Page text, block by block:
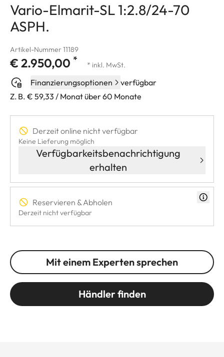
Vario-Elmarit-SL 1:2.8/24-70
ASPH.
Artikel-Nummer 11189
€ 2.950,00 * * inkl. MwSt.
Finanzierungsoptionen
verfügbar
Z. B. € 59,33 / Monat über 60 Monate
Derzeit online nicht verfügbar
Keine Lieferung möglich
Verfügbarkeitsbenachrichtigung
erhalten
Reservieren & Abholen
Derzeit nicht verfügbar
Mit einem Experten sprechen
Händler finden